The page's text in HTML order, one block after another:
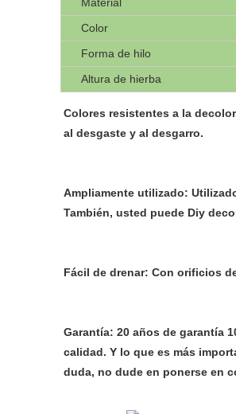
Color
Forma de hilo
Altura de hierba
Colores resistentes a la
al desgaste y al desgarro.
Ampliamente utilizado:
También, usted puede Diy
Fácil de drenar: Con orificios
Garantía: 20 años de garantía
calidad. Y lo que es más
duda, no dude en ponerse en